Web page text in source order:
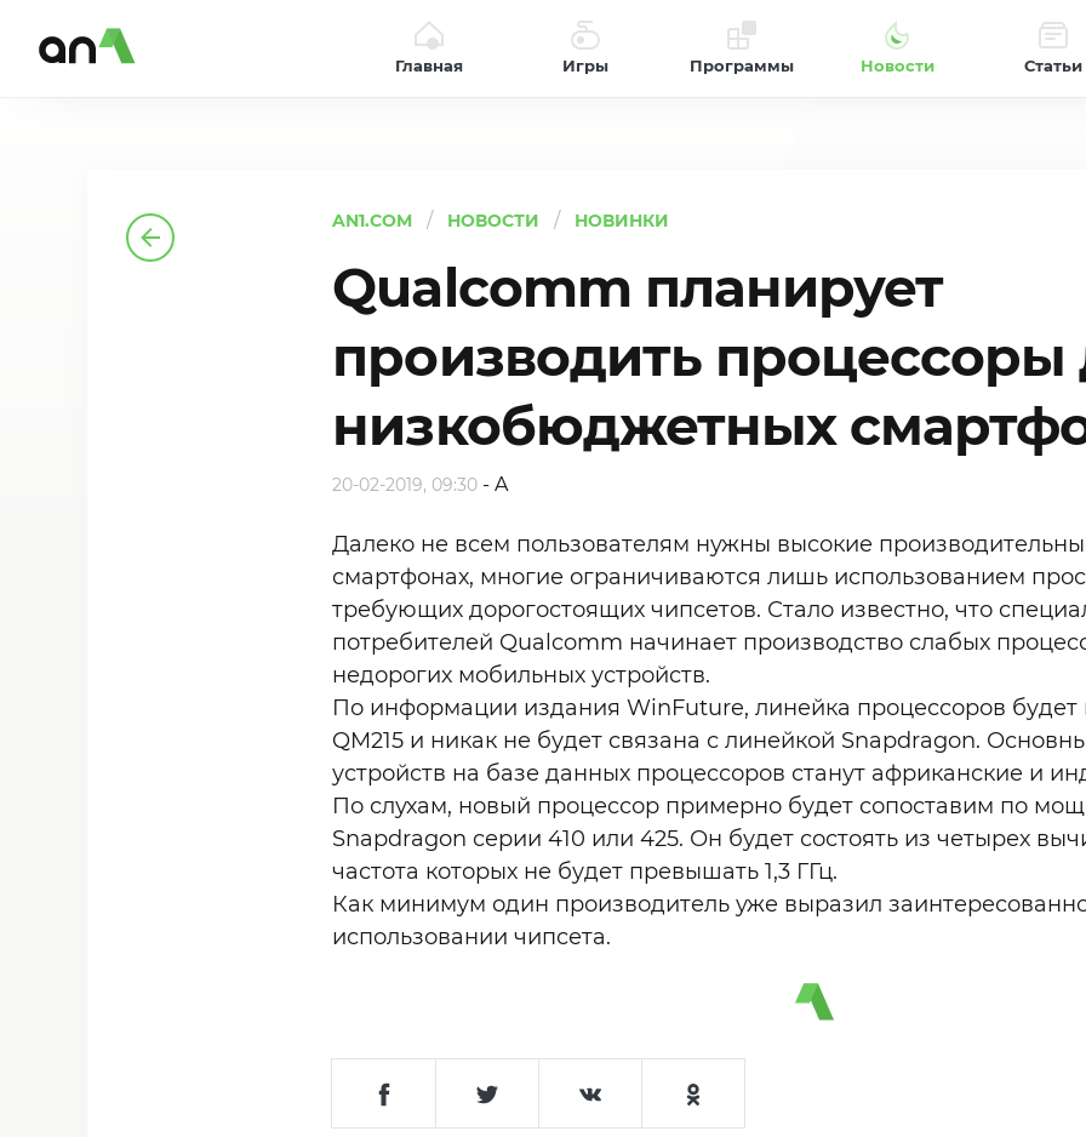
Главная Игры Программы Новости Статьи
AN1.COM НОВОСТИ НОВИНКИ
Qualcomm планирует
производить процессоры
низкобюджетных
20-02-2019, 09:30 -A
Далеко не всем пользователям нужны высокие
смартфонах, многие ограничиваются лишь использованием
требующих дорогостоящих чипсетов. Стало известно, что
потребителей Qualcomm начинает производство слабых
недорогих мобильных устройств.
По информации издания WinFuture, линейка процессоров будет
QM215 и никак не будет связана с линейкой Snapdragon.
устройств на базе данных процессоров станут африканские и
По слухам, новый процессор примерно будет сопоставим по
Snapdragon серии 410 или 425. Он будет состоять из четырех
частота которых не будет превышать 1,3 ГГц.
Как минимум один производитель уже выразил
использовании чипсета.